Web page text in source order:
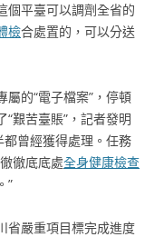
個平臺可以調劑全省的
檢合處置的，可以分送
的“電子檔案”，停頓
艱苦臺賬”，記者發明
曾經獲得處理。任務
徹底底處全身健康檢查
”
省嚴重項目標完成進度